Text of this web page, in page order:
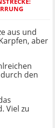
aus und
aber
den
Viel zu